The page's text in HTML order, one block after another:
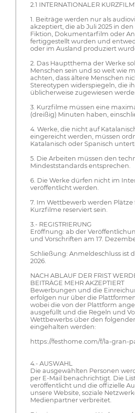
2.1 INTERNATIONALER
1. Beiträge werden nur als
akzeptiert, die ab Juli 2025 in
Fiktion, Dokumentarfilm oder
fertiggestellt wurden und
oder im Ausland produziert
2. Das Hauptthema der Werke
Menschen sein und so weit wie
achten, dass ältere Menschen
Stereotypen widerspiegeln, die
üblicherweise zugewiesen
3. Kurzfilme müssen eine
(dreißig) Minuten haben,
4. Werke, die nicht auf
eingereicht werden, müssen
Katalanisch oder Spanisch
5. Die Arbeiten müssen den
Mindeststandards entsprechen.
6. Die Werke dürfen nicht im
veröffentlicht werden.
7. Im Wettbewerb werden Plätze
Kurzfilme reserviert sein.
3.- REGISTRIERUNG
Eröffnung: ab der
und Vorschriften am 17.
Schließung: Anmeldeschluss ist
2026.
NACH ABLAUF DER FRIST
BEITRÄGE MEHR AKZEPTIERT
Bewerbungen und die
erfolgen nur über die
wobei die von der Plattform
ausgefüllt und die Regeln und
Wettbewerbs über den
eingehalten werden:
https://festhome.com/f/la-gran-
4.- AUSWAHL
Die ausgewählten Personen
per E-Mail benachrichtigt. Die
veröffentlicht und die offizielle
unsere Website, soziale
Medienpartner verbreitet.